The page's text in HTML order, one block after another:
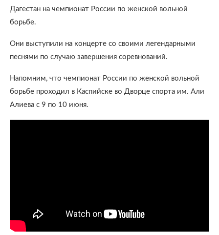
Дагестан на чемпионат России по женской вольной
борьбе.
Они выступили на концерте со своими легендарными
песнями по случаю завершения соревнований.
Напомним, что чемпионат России по женской вольной
борьбе проходил в Каспийске во Дворце спорта им. Али
Алиева с 9 по 10 июня.